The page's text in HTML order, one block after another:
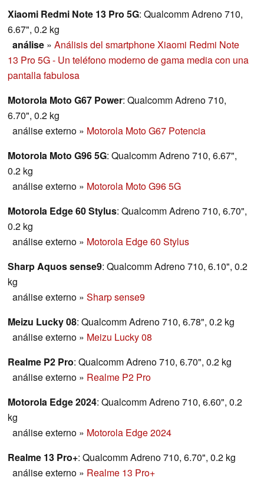
Realme en el uso diario.
Xiaomi Redmi Note 13 Pro 5G: Qualcomm Adreno 710,
6.67", 0.2 kg
análise » Análisis del smartphone Xiaomi Redmi Note
13 Pro 5G - Un teléfono moderno de gama media con una
pantalla fabulosa
Motorola Moto G67 Power: Qualcomm Adreno 710,
6.70", 0.2 kg
análise externo » Motorola Moto G67 Potencia
Motorola Moto G96 5G: Qualcomm Adreno 710, 6.67",
0.2 kg
análise externo » Motorola Moto G96 5G
Motorola Edge 60 Stylus: Qualcomm Adreno 710, 6.70",
0.2 kg
análise externo » Motorola Edge 60 Stylus
Sharp Aquos sense9: Qualcomm Adreno 710, 6.10", 0.2
kg
análise externo » Sharp sense9
Meizu Lucky 08: Qualcomm Adreno 710, 6.78", 0.2 kg
análise externo » Meizu Lucky 08
Realme P2 Pro: Qualcomm Adreno 710, 6.70", 0.2 kg
análise externo » Realme P2 Pro
Motorola Edge 2024: Qualcomm Adreno 710, 6.60", 0.2
kg
análise externo » Motorola Edge 2024
Realme 13 Pro+: Qualcomm Adreno 710, 6.70", 0.2 kg
análise externo » Realme 13 Pro+